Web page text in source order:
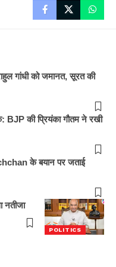
गांधी को जमानत, सूरत की
BJP की प्रियंका गौतम ने रखी
के बयान पर जताई
POLITICS
नतीजा